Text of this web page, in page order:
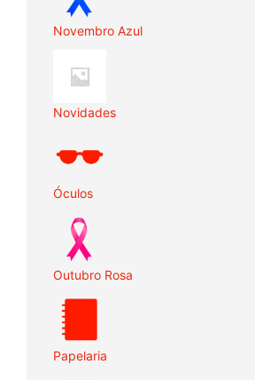
Novembro Azul
Novidades
Óculos
Outubro Rosa
Papelaria